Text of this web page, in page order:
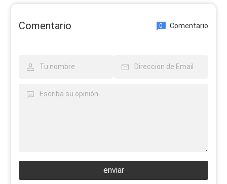
Comentario 0 Comentario
enviar